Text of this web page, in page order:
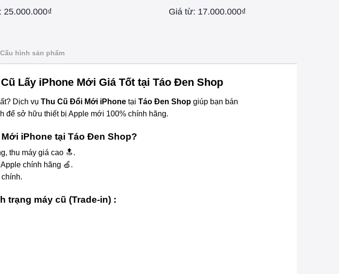
25.000.000₫ Giá từ: 17.000.000₫
Cấu hình sản phẩm
Lấy iPhone Mới Giá Tốt tại Táo Đen Shop
Dịch vụ Thu Cũ Đổi Mới iPhone tại Táo Đen Shop giúp bạn bán
để sở hữu thiết bị Apple mới 100% chính hãng.
iPhone tại Táo Đen Shop?
thu máy giá cao 🔝.
chính hãng 🍏.
trạng máy cũ (Trade-in) :